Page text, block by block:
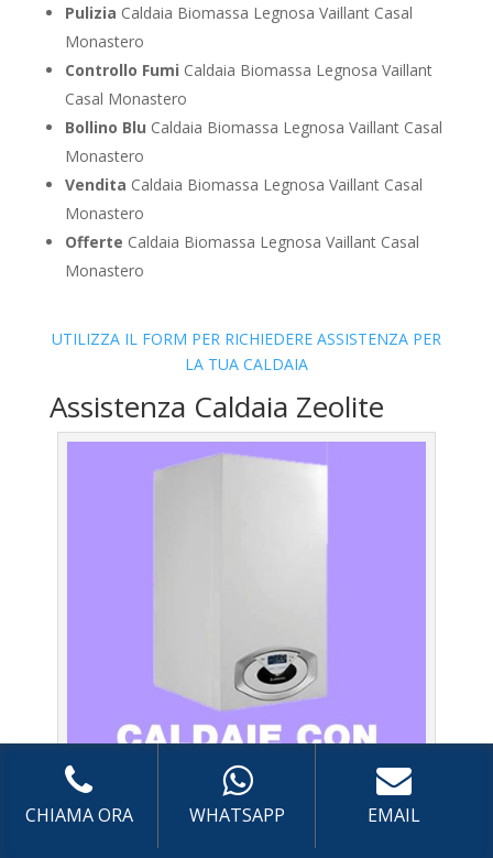
Pulizia Caldaia Biomassa Legnosa Vaillant Casal
Monastero
Controllo Fumi Caldaia Biomassa Legnosa Vaillant
Casal Monastero
Bollino Blu Caldaia Biomassa Legnosa Vaillant Casal
Monastero
Vendita Caldaia Biomassa Legnosa Vaillant Casal
Monastero
Offerte Caldaia Biomassa Legnosa Vaillant Casal
Monastero
UTILIZZA IL FORM PER RICHIEDERE ASSISTENZA PER
LA TUA CALDAIA
Assistenza Caldaia Zeolite
Caldaie Vaillant Casal Monastero – Assistenza Caldaia
con sistema di centralizzazione a Roma
CHIAMA ORA WHATSAPP EMAIL